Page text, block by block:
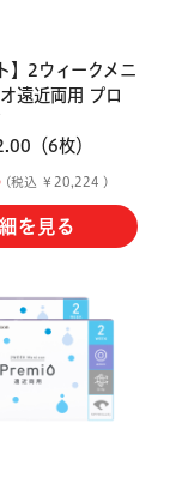
】2ウィークメニ
遠近両用 プロ
（6枚）
(税込 ￥20,224 )
を見る